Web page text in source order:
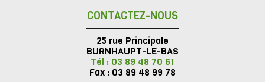
CONTACTEZ-NOUS
25 rue Principale
BURNHAUPT-LE-BAS
Tél : 03 89 48 70 61
Fax : 03 89 48 99 78